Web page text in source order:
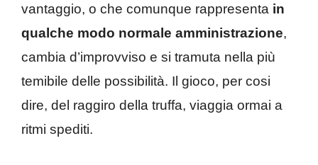
vantaggio, o che comunque rappresenta in
qualche modo normale amministrazione,
cambia d’improvviso e si tramuta nella più
temibile delle possibilità. Il gioco, per cosi
dire, del raggiro della truffa, viaggia ormai a
ritmi spediti.